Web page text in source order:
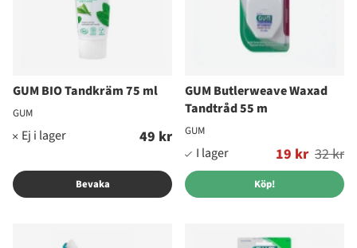
GUM BIO Tandkräm 75 ml
GUM
49 kr
Bevaka
GUM Butlerweave Waxad
Tandtråd 55 m
GUM
19 kr
Ordinarie pris: 32 kr
Köp!